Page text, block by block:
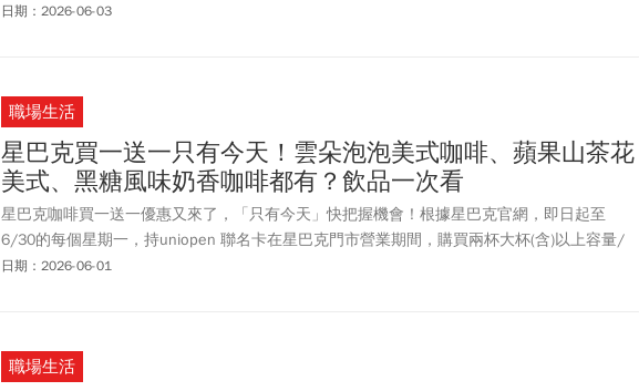
日期：2026-06-03
職場生活
星巴克買一送一只有今天！雲朵泡泡美式咖啡、蘋果山茶花
美式、黑糖風味奶香咖啡都有？飲品一次看
星巴克咖啡買一送一優惠又來了，「只有今天」快把握機會！根據星巴克官網，即日起至
6/30的每個星期一，持uniopen 聯名卡在星巴克門市營業期間，購買兩杯大杯(含)以上容量/
冰熱/口味皆一致的飲料，其中一杯由星巴克招待。星巴克持信用卡買一送一優惠，包括雲朵
日期：2026-06-01
職場生活